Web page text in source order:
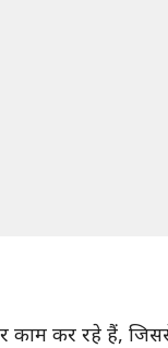
काम कर रहे हैं,